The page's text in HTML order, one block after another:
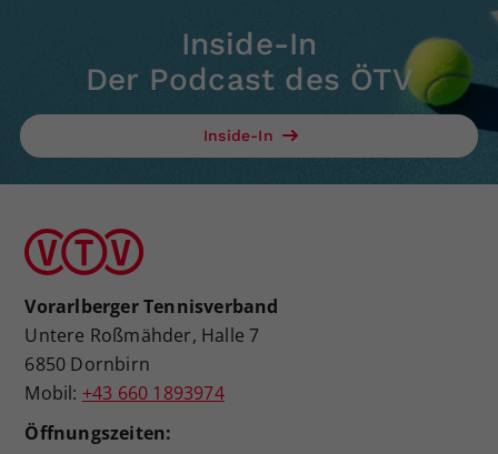
Inside-In
Der Podcast des ÖTV
Inside-In
Vorarlberger Tennisverband
Untere Roßmähder, Halle 7
6850 Dornbirn
Mobil: +43 660 1893974
Öffnungszeiten: